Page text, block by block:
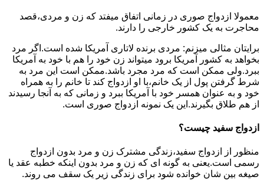
معمولا ازدواج صوری در زمانی اتفاق میفتد که زن و مردی،قصد
محاجرت به یک کشور خارجی را دارند.
برایتان مثالی میزنم: مردی برنده لاتاری آمریکا شده است.اگر مرد
بخواهد به کشور آمریکا برود میتواند زن خود را هم با خود به آمریکا
ببرد.ولی ممکن است که مرد مجرد باشد.ممکن است این مرد به
شرط گرفتن پول از یک خانم،با او ازدواج کند تا خانم را به همراه
خود و به عنوان همسر خود با آمریکا ببرد و زمانی که به آنجا رسیدند
از هم طلاق بگیرند.این یک نمونه ازدواج صوری است.
ازدواج سفید چیست؟
منظور از ازدواج سفید،زندگی مشترک زن و مرد بدون ازدواج
رسمی است.یعنی به گونه ای که زن و مرد بدون اینکه خطبه عقد یا
صیغه بین شان خوانده شود برای زندگی زیر یک سقف می روند.